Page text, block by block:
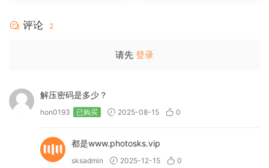
评论 2
请先 登录
解压密码是多少？
hon0193 已购买 2025-08-15 0
都是www.photosks.vip
sksadmin 2025-12-15 0